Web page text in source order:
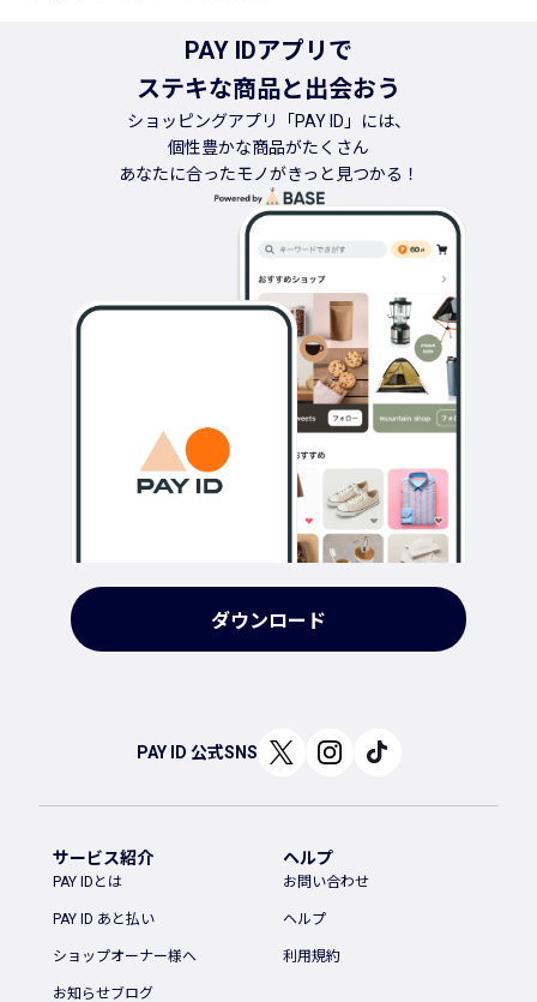
PAY IDアプリで
ステキな商品と出会おう
ショッピングアプリ「PAY ID」には、
個性豊かな商品がたくさん
あなたに合ったモノがきっと見つかる！
ダウンロード
PAY ID 公式SNS
サービス紹介
PAY IDとは
PAY ID あと払い
ショップオーナー様へ
お知らせブログ
ヘルプ
お問い合わせ
ヘルプ
利用規約